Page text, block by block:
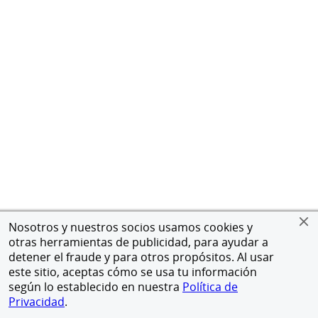
Nosotros y nuestros socios usamos cookies y
otras herramientas de publicidad, para ayudar a
detener el fraude y para otros propósitos. Al usar
este sitio, aceptas cómo se usa tu información
según lo establecido en nuestra Política de
Privacidad.